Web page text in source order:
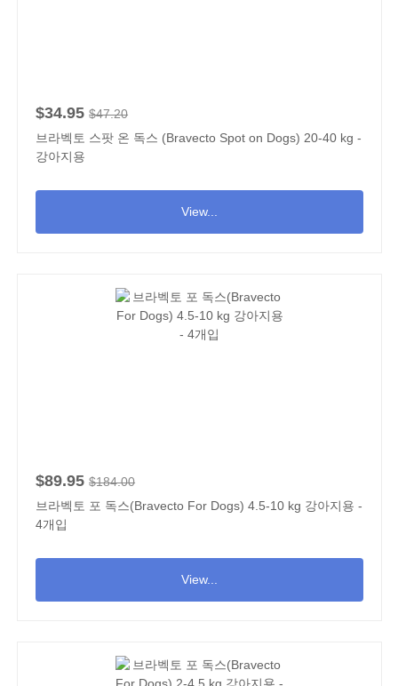
$34.95 $47.20
브라벡토 스팟 온 독스 (Bravecto Spot on Dogs) 20-40 kg -
강아지용
View...
$89.95 $184.00
브라벡토 포 독스(Bravecto For Dogs) 4.5-10 kg 강아지용 -
4개입
View...